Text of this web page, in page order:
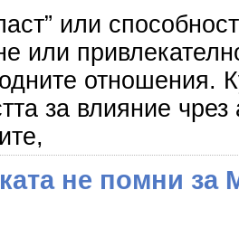
или
или
отношения.
за влияние чрез
не помни за